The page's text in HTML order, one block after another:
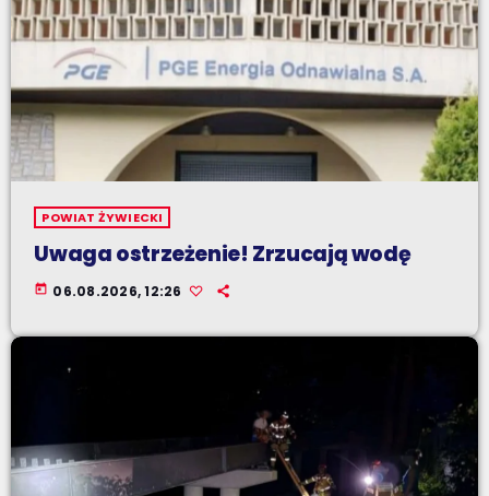
POWIAT ŻYWIECKI
Uwaga ostrzeżenie! Zrzucają wodę
today 06.08.2026, 12:26